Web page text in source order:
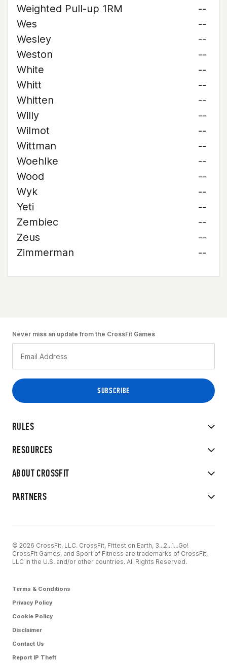
Weighted Pull-up 1RM
--
Wes
--
Wesley
--
Weston
--
White
--
Whitt
--
Whitten
--
Willy
--
Wilmot
--
Wittman
--
Woehlke
--
Wood
--
Wyk
--
Yeti
--
Zembiec
--
Zeus
--
Zimmerman
--
RULES
RESOURCES
ABOUT CROSSFIT
PARTNERS
Never miss an update from the CrossFit Games
© 2026 CrossFit, LLC. CrossFit, Fittest on Earth, 3...2...1...Go!
CrossFit Games, and Sport of Fitness are trademarks of CrossFit,
LLC in the U.S. and/or other countries. All Rights Reserved.
Terms & Conditions
Privacy Policy
Cookie Policy
Disclaimer
Contact Us
Report IP Theft